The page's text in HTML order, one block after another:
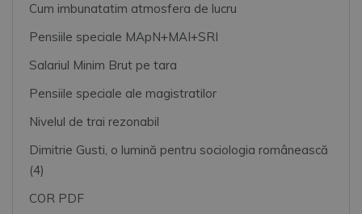
Cum imbunatatim atmosfera de lucru
Pensiile speciale MApN+MAI+SRI
Salariul Minim Brut pe tara
Pensiile speciale ale magistratilor
Nivelul de trai rezonabil
Dimitrie Gusti, o lumină pentru sociologia românească
(4)
COR PDF